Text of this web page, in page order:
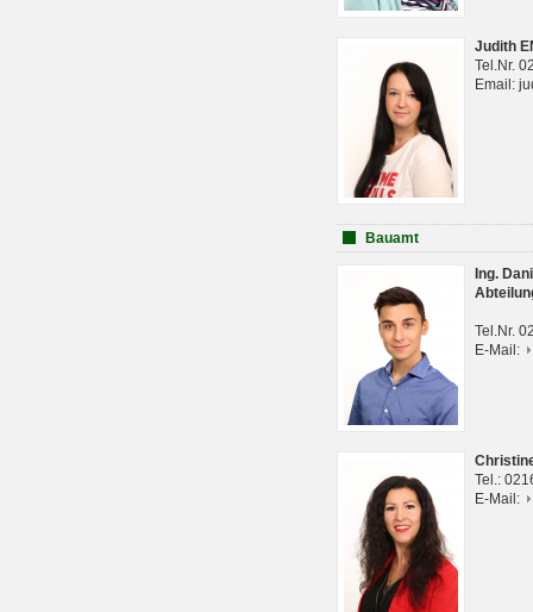
Judith
Tel.Nr.
Email:
Bauamt
Ing.
Tel.Nr.
E-Mail:
Tel.:
E-Mail: